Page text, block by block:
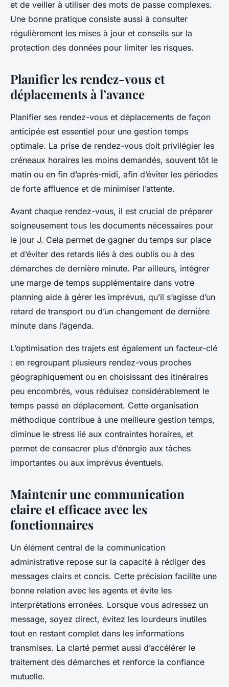
et de veiller à utiliser des mots de passe complexes.
Une bonne pratique consiste aussi à consulter
régulièrement les mises à jour et conseils sur la
protection des données pour limiter les risques.
Planifier les rendez-vous et
déplacements à l’avance
Planifier ses rendez-vous et déplacements de façon
anticipée est essentiel pour une gestion temps
optimale. La prise de rendez-vous doit privilégier les
créneaux horaires les moins demandés, souvent tôt le
matin ou en fin d’après-midi, afin d’éviter les périodes
de forte affluence et de minimiser l’attente.
Avant chaque rendez-vous, il est crucial de préparer
soigneusement tous les documents nécessaires pour
le jour J. Cela permet de gagner du temps sur place
et d’éviter des retards liés à des oublis ou à des
démarches de dernière minute. Par ailleurs, intégrer
une marge de temps supplémentaire dans votre
planning aide à gérer les imprévus, qu’il s’agisse d’un
retard de transport ou d’un changement de dernière
minute dans l’agenda.
L’optimisation des trajets est également un facteur-clé
: en regroupant plusieurs rendez-vous proches
géographiquement ou en choisissant des itinéraires
peu encombrés, vous réduisez considérablement le
temps passé en déplacement. Cette organisation
méthodique contribue à une meilleure gestion temps,
diminue le stress lié aux contraintes horaires, et
permet de consacrer plus d’énergie aux tâches
importantes ou aux imprévus éventuels.
Maintenir une communication
claire et efficace avec les
fonctionnaires
Un élément central de la communication
administrative repose sur la capacité à rédiger des
messages clairs et concis. Cette précision facilite une
bonne relation avec les agents et évite les
interprétations erronées. Lorsque vous adressez un
message, soyez direct, évitez les lourdeurs inutiles
tout en restant complet dans les informations
transmises. La clarté permet aussi d’accélérer le
traitement des démarches et renforce la confiance
mutuelle.